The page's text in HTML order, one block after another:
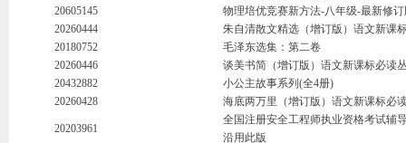
20605145
物理培优竞赛新方法-八年级-最新修
20260444
朱自清散文精选（增订版）语文新课
20180752
毛泽东选集：第二卷
20260446
谈美书简（增订版）语文新课标必读
20432882
小公主故事系列(全4册)
20260428
海底两万里（增订版）语文新课标必
20203961
全国注册安全工程师执业资格考试辅
沿用此版